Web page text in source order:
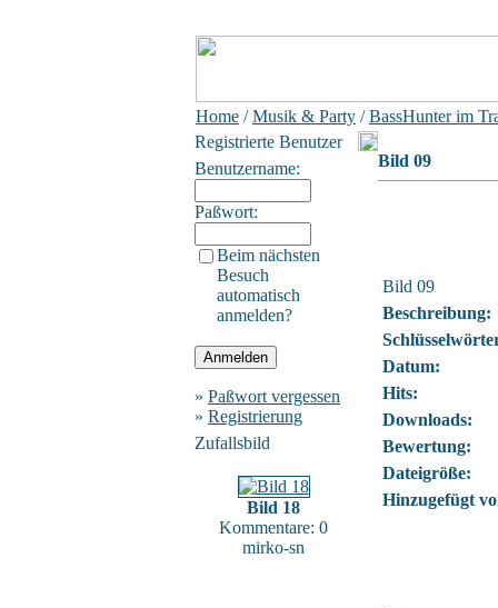
Home /Musik & Party /BassHunter im
Registrierte Benutzer
Benutzername:
Paßwort:
Beim nächsten
Besuch
automatisch
anmelden?
» Paßwort vergessen
» Registrierung
Zufallsbild
Bild 18
Kommentare: 0
mirko-sn
Bild 09
Bild 09
Beschreibung:
Datum:
Hits:
Downloads:
Bewertung:
Dateigröße:
Hinzugefügt